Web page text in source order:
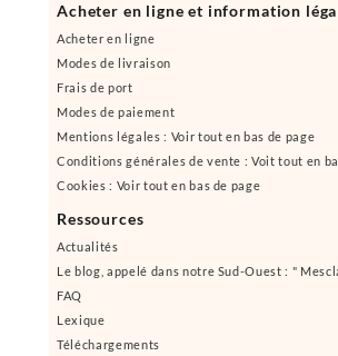
Acheter en ligne et information
Acheter en ligne
Modes de livraison
Frais de port
Modes de paiement
Mentions légales : Voir tout en bas de page
Conditions générales de vente : Voit tout en
Cookies : Voir tout en bas de page
Ressources
Actualités
Le blog, appelé dans notre Sud-Ouest : "
FAQ
Lexique
Téléchargements